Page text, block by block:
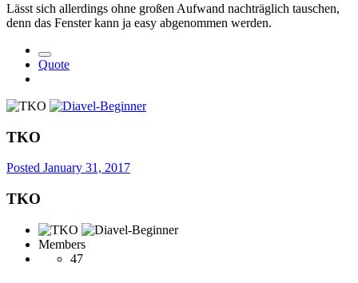
Lässt sich allerdings ohne großen Aufwand nachträglich tauschen,
denn das Fenster kann ja easy abgenommen werden.
Quote
TKO
Posted January 31, 2017
TKO
Members
47